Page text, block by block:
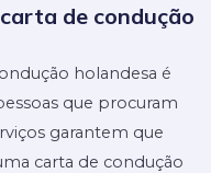
de condução
holandesa é
que procuram
garantem que
carta de condução